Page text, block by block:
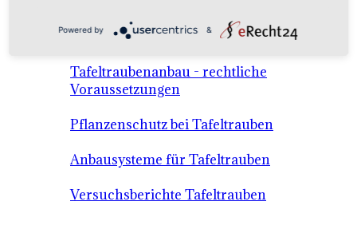
Tafeltrauben A-Z Sortenbeschreibungen
Tafeltraubenanbau - rechtliche
Voraussetzungen
Pflanzenschutz bei Tafeltrauben
Anbausysteme für Tafeltrauben
Versuchsberichte Tafeltrauben
Powered by &